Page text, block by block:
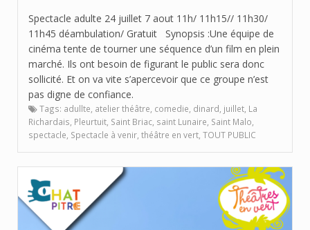
Spectacle adulte 24 juillet 7 aout 11h/ 11h15// 11h30/
11h45 déambulation/ Gratuit Synopsis :Une équipe de
cinéma tente de tourner une séquence d’un film en plein
marché. Ils ont besoin de figurant le public sera donc
sollicité. Et on va vite s’apercevoir que ce groupe n’est
pas digne de confiance.
Tags: adullte, atelier théâtre, comedie, dinard, juillet, La
Richardais, Pleurtuit, Saint Briac, saint Lunaire, Saint Malo,
spectacle, Spectacle à venir, théâtre en vert, TOUT PUBLIC